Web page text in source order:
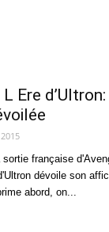
Ere d’Ultron:
française
dévoile son
abord, on...